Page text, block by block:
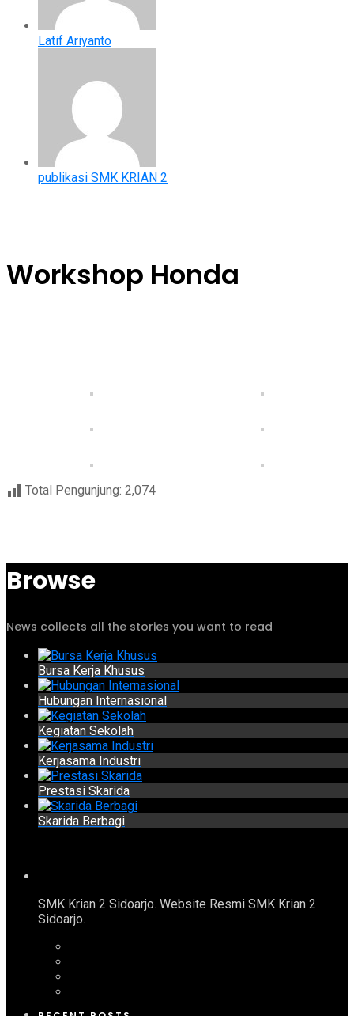
Latif Ariyanto
publikasi SMK KRIAN 2
Workshop Honda
Total Pengunjung: 2,074
Browse
News collects all the stories you want to read
Bursa Kerja Khusus
Hubungan Internasional
Kegiatan Sekolah
Kerjasama Industri
Prestasi Skarida
Skarida Berbagi
SMK Krian 2 Sidoarjo. Website Resmi SMK Krian 2
Sidoarjo.